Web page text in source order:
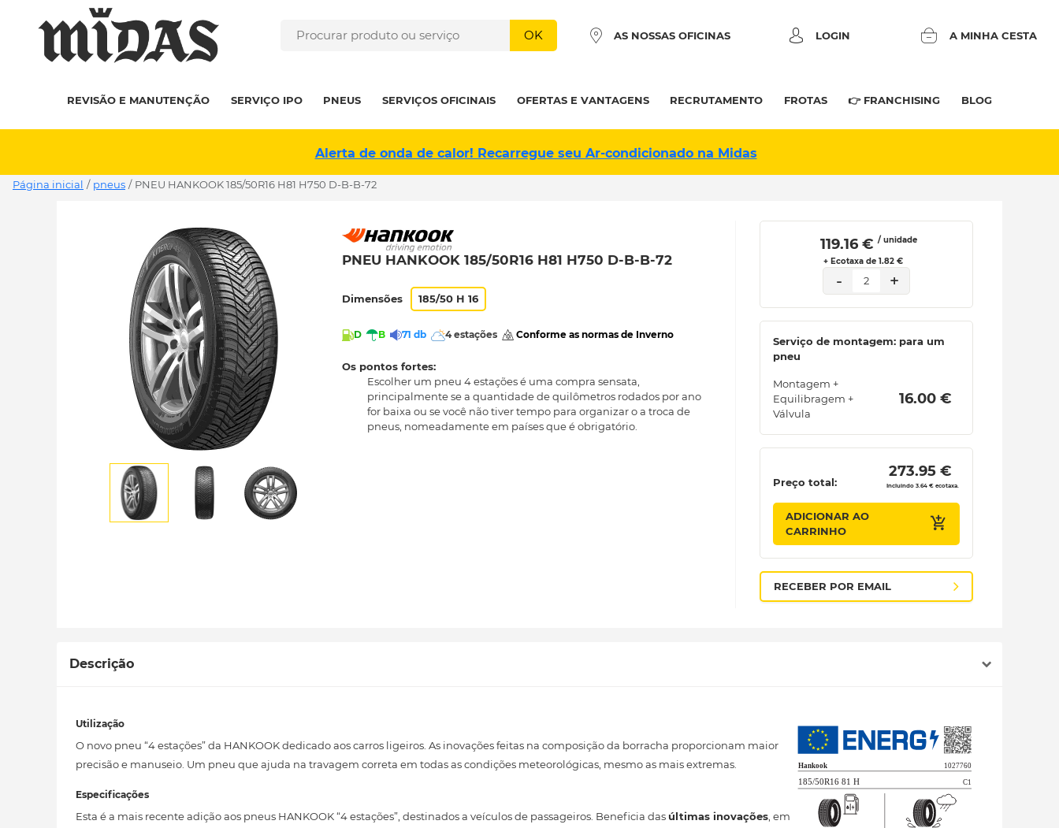
OK AS NOSSAS OFICINAS LOGIN A MINHA CESTA
REVISÃO E MANUTENÇÃO SERVIÇO IPO PNEUS SERVIÇOS OFICINAIS OFERTAS E VANTAGENS RECRUTAMENTO FROTAS 👉 FRANCHISING BLOG
Alerta de onda de calor! Recarregue seu Ar-condicionado na Midas
Página inicial / pneus / PNEU HANKOOK 185/50R16 H81 H750 D-B-B-72
PNEU HANKOOK 185/50R16 H81 H750 D-B-B-72
Dimensões 185/50 H 16
D B 71 db 4 estações Conforme as normas de Inverno
Os pontos fortes:
Escolher um pneu 4 estações é uma compra sensata,
principalmente se a quantidade de quilômetros rodados por ano
for baixa ou se você não tiver tempo para organizar o a troca de
pneus, nomeadamente em países que é obrigatório.
119.16 € / unidade
+ Ecotaxa de 1.82 €
- 2 +
Serviço de montagem: para um
pneu
Montagem +
Equilibragem +
Válvula
16.00 €
Preço total:
273.95 €
Incluindo 3.64 € ecotaxa.
ADICIONAR AO
CARRINHO
RECEBER POR EMAIL
Descrição
Utilização
O novo pneu “4 estações” da HANKOOK dedicado aos carros ligeiros. As inovações feitas na composição da borracha proporcionam maior
precisão e manuseio. Um pneu que ajuda na travagem correta em todas as condições meteorológicas, mesmo as mais extremas.
Especificações
Esta é a mais recente adição aos pneus HANKOOK “4 estações”, destinados a veículos de passageiros. Beneficia das últimas inovações , em